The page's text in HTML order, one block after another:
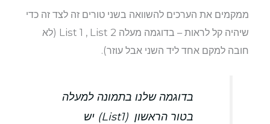
ממקמים את הערכים להשוואה בשני טורים זה לצד זה כדי
שיהיה קל לראות – בדוגמה מעלה List 1 , List 2 (לא
חובה למקם אחד ליד השני אבל עוזר).
בדוגמה שלנו בתמונה למעלה
בטור הראשון (List1) יש